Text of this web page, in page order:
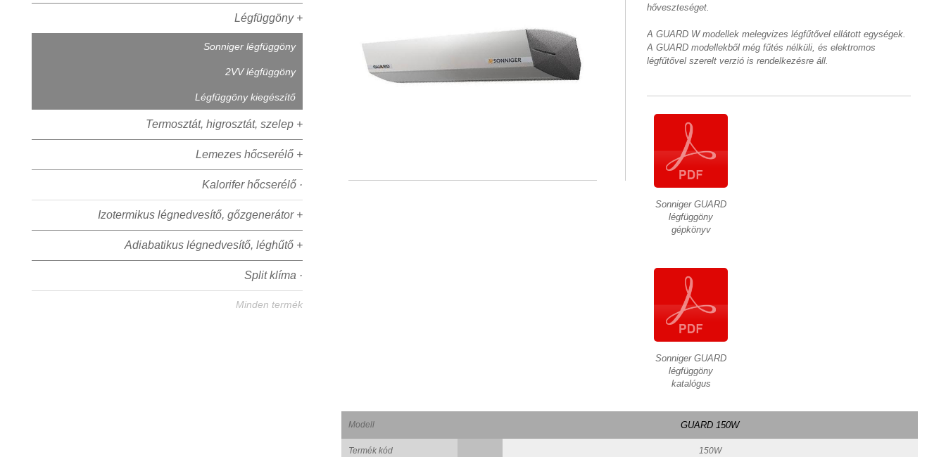
Légfüggöny +
Sonniger légfüggöny
2VV légfüggöny
Légfüggöny kiegészítő
Termosztát, higrosztát, szelep +
Lemezes hőcserélő +
Kalorifer hőcserélő ·
Izotermikus légnedvesítő, gőzgenerátor +
Adiabatikus légnedvesítő, léghűtő +
Split klíma ·
Minden termék
hőveszteséget.
A GUARD W modellek melegvizes légfűtővel ellátott egységek.
A GUARD modellekből még fűtés nélküli, és elektromos
légfűtővel szerelt verzió is rendelkezésre áll.
Sonniger GUARD
légfüggöny
gépkönyv
Sonniger GUARD
légfüggöny
katalógus
Modell GUARD 150W
Termék kód 150W